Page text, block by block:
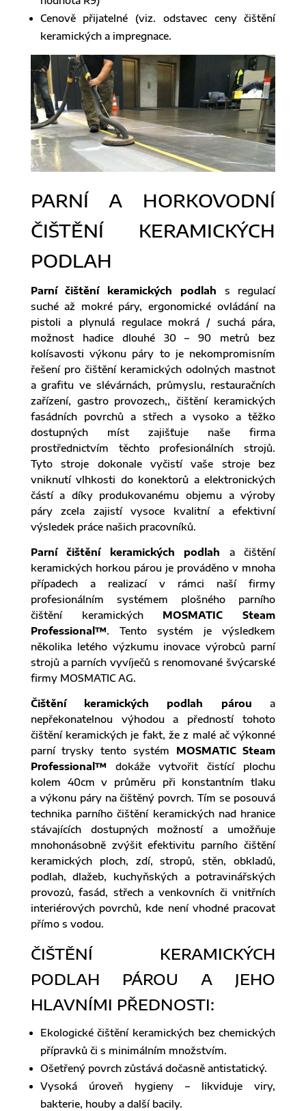
Cenově přijatelné (viz. odstavec ceny čištění
keramických a impregnace.
PARNÍ A HORKOVODNÍ
ČIŠTĚNÍ KERAMICKÝCH
PODLAH
Parní čištění keramických podlah s regulací
suché až mokré páry, ergonomické ovládání na
pistoli a plynulá regulace mokrá / suchá pára,
možnost hadice dlouhé 30 – 90 metrů bez
kolísavosti výkonu páry to je nekompromisním
řešení pro čištění keramických odolných mastnot
a grafitu ve slévárnách, průmyslu, restauračních
zařízení, gastro provozech,, čištění keramických
fasádních povrchů a střech a vysoko a těžko
dostupných míst zajišťuje naše firma
prostřednictvím těchto profesionálních strojů.
Tyto stroje dokonale vyčistí vaše stroje bez
vniknutí vlhkosti do konektorů a elektronických
částí a díky produkovanému objemu a výroby
páry zcela zajistí vysoce kvalitní a efektivní
výsledek práce našich pracovníků.
Parní čištění keramických podlah a čištění
keramických horkou párou je prováděno v mnoha
případech a realizací v rámci naší firmy
profesionálním systémem plošného parního
čištění keramických MOSMATIC Steam
Professional™. Tento systém je výsledkem
několika letého výzkumu inovace výrobců parní
strojů a parních vyvíječů s renomované švýcarské
firmy MOSMATIC AG.
Čištění keramických podlah párou a
nepřekonatelnou výhodou a předností tohoto
čištění keramických je fakt, že z malé ač výkonné
parní trysky tento systém MOSMATIC Steam
Professional™ dokáže vytvořit čistící plochu
kolem 40cm v průměru při konstantním tlaku
a výkonu páry na čištěný povrch. Tím se posouvá
technika parního čištění keramických nad hranice
stávajících dostupných možností a umožňuje
mnohonásobně zvýšit efektivitu parního čištění
keramických ploch, zdí, stropů, stěn, obkladů,
podlah, dlažeb, kuchyňských a potravinářských
provozů, fasád, střech a venkovních či vnitřních
interiérových povrchů, kde není vhodné pracovat
přímo s vodou.
ČIŠTĚNÍ KERAMICKÝCH
PODLAH PÁROU A JEHO
HLAVNÍMI PŘEDNOSTI:
Ekologické čištění keramických bez chemických
přípravků či s minimálním množstvím.
Ošetřený povrch zůstává dočasně antistatický.
Vysoká úroveň hygieny – likviduje viry,
bakterie, houby a další bacily.